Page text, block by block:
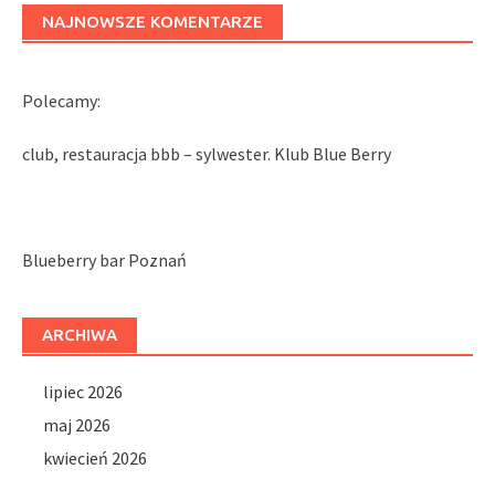
NAJNOWSZE KOMENTARZE
Polecamy:
club, restauracja bbb – sylwester. Klub Blue Berry
Blueberry bar Poznań
ARCHIWA
lipiec 2026
maj 2026
kwiecień 2026